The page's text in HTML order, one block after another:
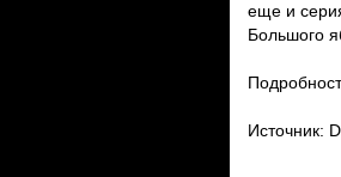
еще и
Большого
Источник: